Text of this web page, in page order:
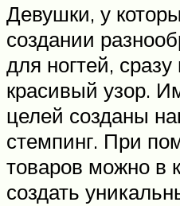
Девушки, у
создании
для ногтей,
красивый узор.
целей созданы
стемпинг. При
товаров можно в
создать